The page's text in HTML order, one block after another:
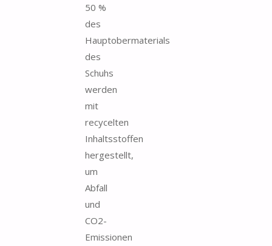
50 %
des
Hauptobermaterials
des
Schuhs
werden
mit
recycelten
Inhaltsstoffen
hergestellt,
um
Abfall
und
CO2-
Emissionen